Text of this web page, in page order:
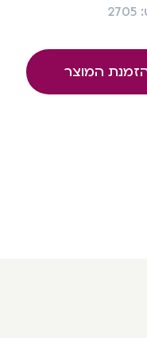
המוצר